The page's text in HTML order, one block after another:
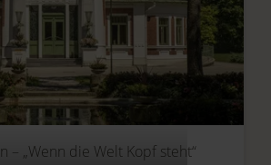
– „Wenn die Welt Kopf steht“